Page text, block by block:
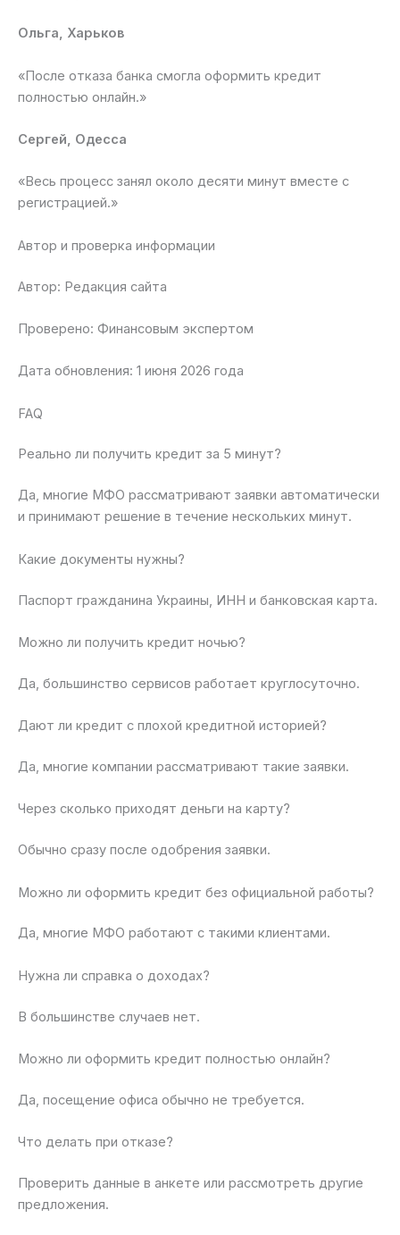
Ольга, Харьков
«После отказа банка смогла оформить кредит
полностью онлайн.»
Сергей, Одесса
«Весь процесс занял около десяти минут вместе с
регистрацией.»
Автор и проверка информации
Автор: Редакция сайта
Проверено: Финансовым экспертом
Дата обновления: 1 июня 2026 года
FAQ
Реально ли получить кредит за 5 минут?
Да, многие МФО рассматривают заявки автоматически
и принимают решение в течение нескольких минут.
Какие документы нужны?
Паспорт гражданина Украины, ИНН и банковская карта.
Можно ли получить кредит ночью?
Да, большинство сервисов работает круглосуточно.
Дают ли кредит с плохой кредитной историей?
Да, многие компании рассматривают такие заявки.
Через сколько приходят деньги на карту?
Обычно сразу после одобрения заявки.
Можно ли оформить кредит без официальной работы?
Да, многие МФО работают с такими клиентами.
Нужна ли справка о доходах?
В большинстве случаев нет.
Можно ли оформить кредит полностью онлайн?
Да, посещение офиса обычно не требуется.
Что делать при отказе?
Проверить данные в анкете или рассмотреть другие
предложения.